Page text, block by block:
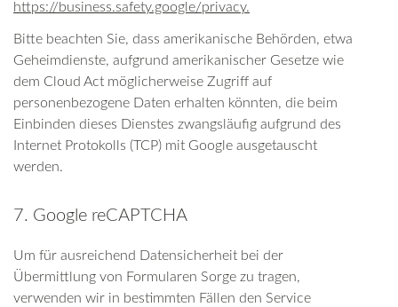
https://business.safety.google/privacy.
Bitte beachten Sie, dass amerikanische Behörden, etwa
Geheimdienste, aufgrund amerikanischer Gesetze wie
dem Cloud Act möglicherweise Zugriff auf
personenbezogene Daten erhalten könnten, die beim
Einbinden dieses Dienstes zwangsläufig aufgrund des
Internet Protokolls (TCP) mit Google ausgetauscht
werden.
7. Google reCAPTCHA
Um für ausreichend Datensicherheit bei der
Übermittlung von Formularen Sorge zu tragen,
verwenden wir in bestimmten Fällen den Service